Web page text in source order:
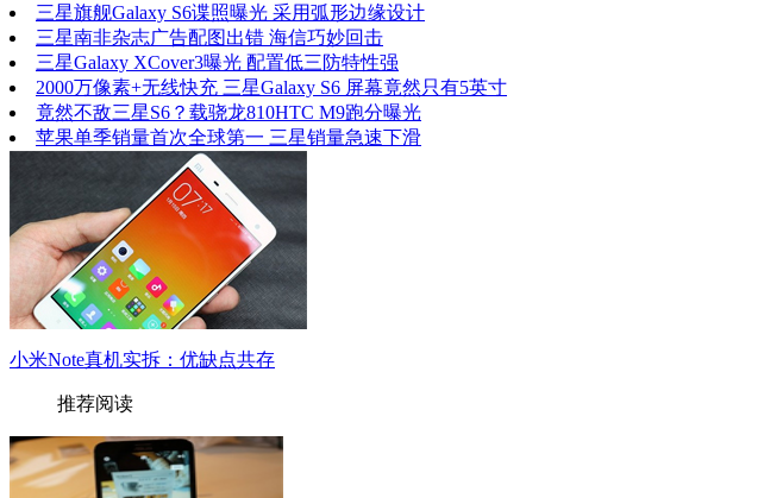
三星旗舰Galaxy S6谍照曝光 采用弧形边缘设计
三星南非杂志广告配图出错 海信巧妙回击
三星Galaxy XCover3曝光 配置低三防特性强
2000万像素+无线快充 三星Galaxy S6 屏幕竟然只有5英寸
竟然不敌三星S6？载骁龙810HTC M9跑分曝光
苹果单季销量首次全球第一 三星销量急速下滑
小米Note真机实拆：优缺点共存
推荐阅读